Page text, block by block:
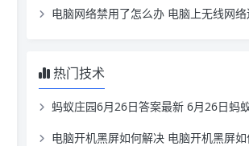
电脑网络禁用了怎么办 电脑上无线网络连接已
热门技术
蚂蚁庄园6月26日答案最新 6月26日蚂蚁庄园答
电脑开机黑屏如何解决 电脑开机黑屏